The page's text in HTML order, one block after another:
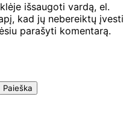
išsaugoti vardą, el.
kad jų nebereiktų įvesti
parašyti komentarą.
Paieška